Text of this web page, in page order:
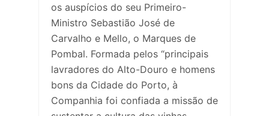
os auspícios do seu Primeiro-
Ministro Sebastião José de
Carvalho e Mello, o Marques de
Pombal. Formada pelos “principais
lavradores do Alto-Douro e homens
bons da Cidade do Porto, à
Companhia foi confiada a missão de